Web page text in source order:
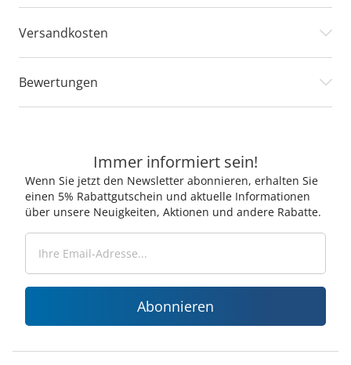
Versandkosten
Bewertungen
Immer informiert sein!
Wenn Sie jetzt den Newsletter abonnieren, erhalten Sie
einen 5% Rabattgutschein und aktuelle Informationen
über unsere Neuigkeiten, Aktionen und andere Rabatte.
Abonnieren